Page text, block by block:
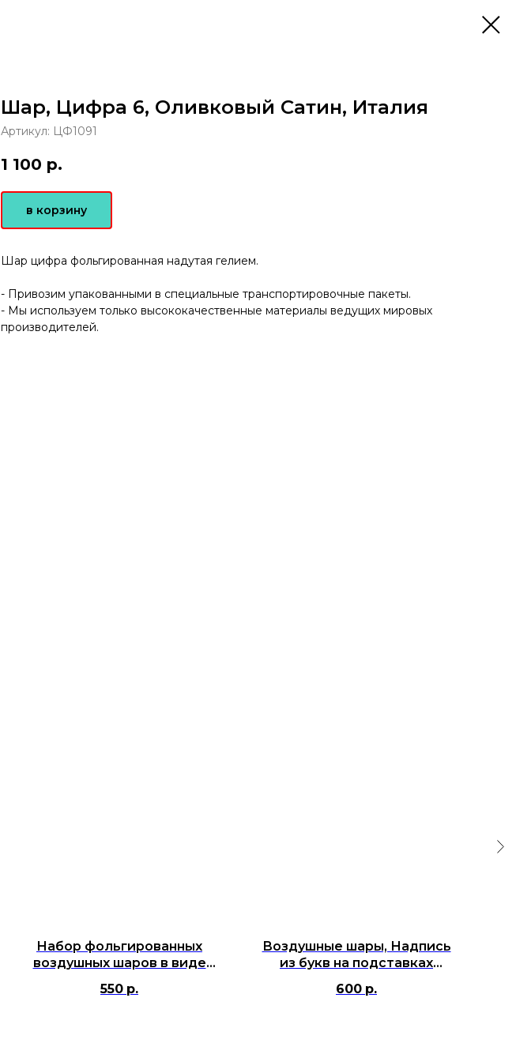
Шар, Цифра 6, Оливковый Сатин, Италия
Артикул: ЦФ1091
1 100 р.
в корзину
Шар цифра фольгированная надутая гелием.
- Привозим упакованными в специальные транспортировочные пакеты.
- Мы используем только высококачественные материалы ведущих мировых
производителей.
Набор фольгированных
воздушных шаров в виде
Нежная радуга, 41 см
550 р.
Воздушные шары, Надпись
из букв на подставках
600 р.